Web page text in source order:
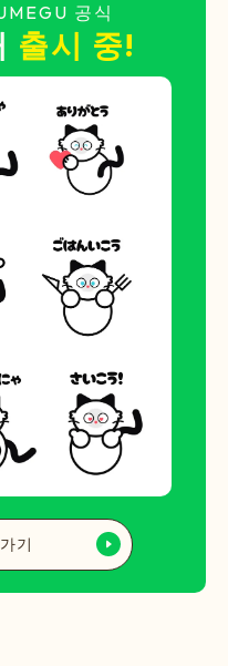
공식
출시 중!
기